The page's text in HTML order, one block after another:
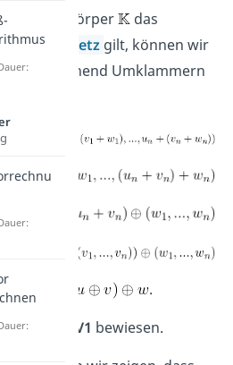
in jedem Körper
das
gilt, können wir
entsprechend Umklammern
.
wurde
V1 bewiesen.